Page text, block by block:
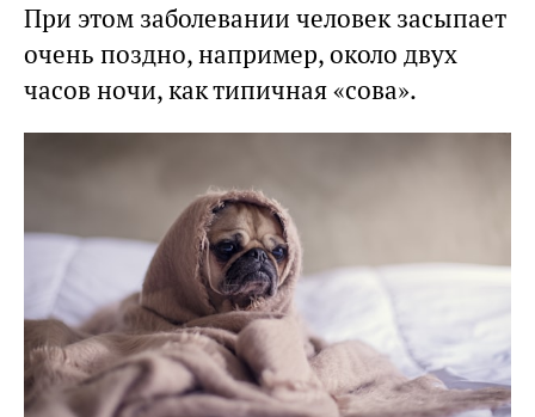
При этом заболевании человек засыпает
очень поздно, например, около двух
часов ночи, как типичная «сова».